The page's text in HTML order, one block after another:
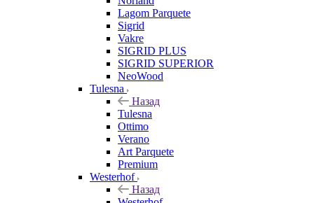
Lagom Parquete
Sigrid
Vakre
SIGRID PLUS
SIGRID SUPERIOR
NeoWood
Tulesna
Назад
Tulesna
Ottimo
Verano
Art Parquete
Premium
Westerhof
Назад